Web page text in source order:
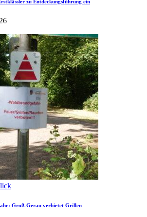
zu Entdeckungsführung ein
Groß-Gerau verbietet Grillen